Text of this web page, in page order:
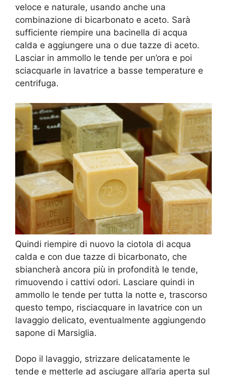
veloce e naturale, usando anche una
combinazione di bicarbonato e aceto. Sarà
sufficiente riempire una bacinella di acqua
calda e aggiungere una o due tazze di aceto.
Lasciar in ammollo le tende per un’ora e poi
sciacquarle in lavatrice a basse temperature e
centrifuga.
Quindi riempire di nuovo la ciotola di acqua
calda e con due tazze di bicarbonato, che
sbiancherà ancora più in profondità le tende,
rimuovendo i cattivi odori. Lasciare quindi in
ammollo le tende per tutta la notte e, trascorso
questo tempo, risciacquare in lavatrice con un
lavaggio delicato, eventualmente aggiungendo
sapone di Marsiglia.
Dopo il lavaggio, strizzare delicatamente le
tende e metterle ad asciugare all’aria aperta sul